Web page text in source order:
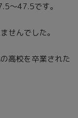
～47.5です。
せんでした。
高校を卒業された